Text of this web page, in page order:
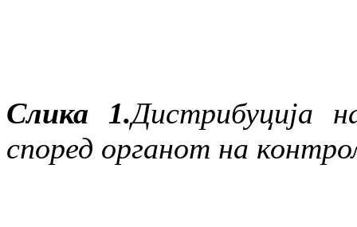
Слика 1.Дистрибуција
според органот на